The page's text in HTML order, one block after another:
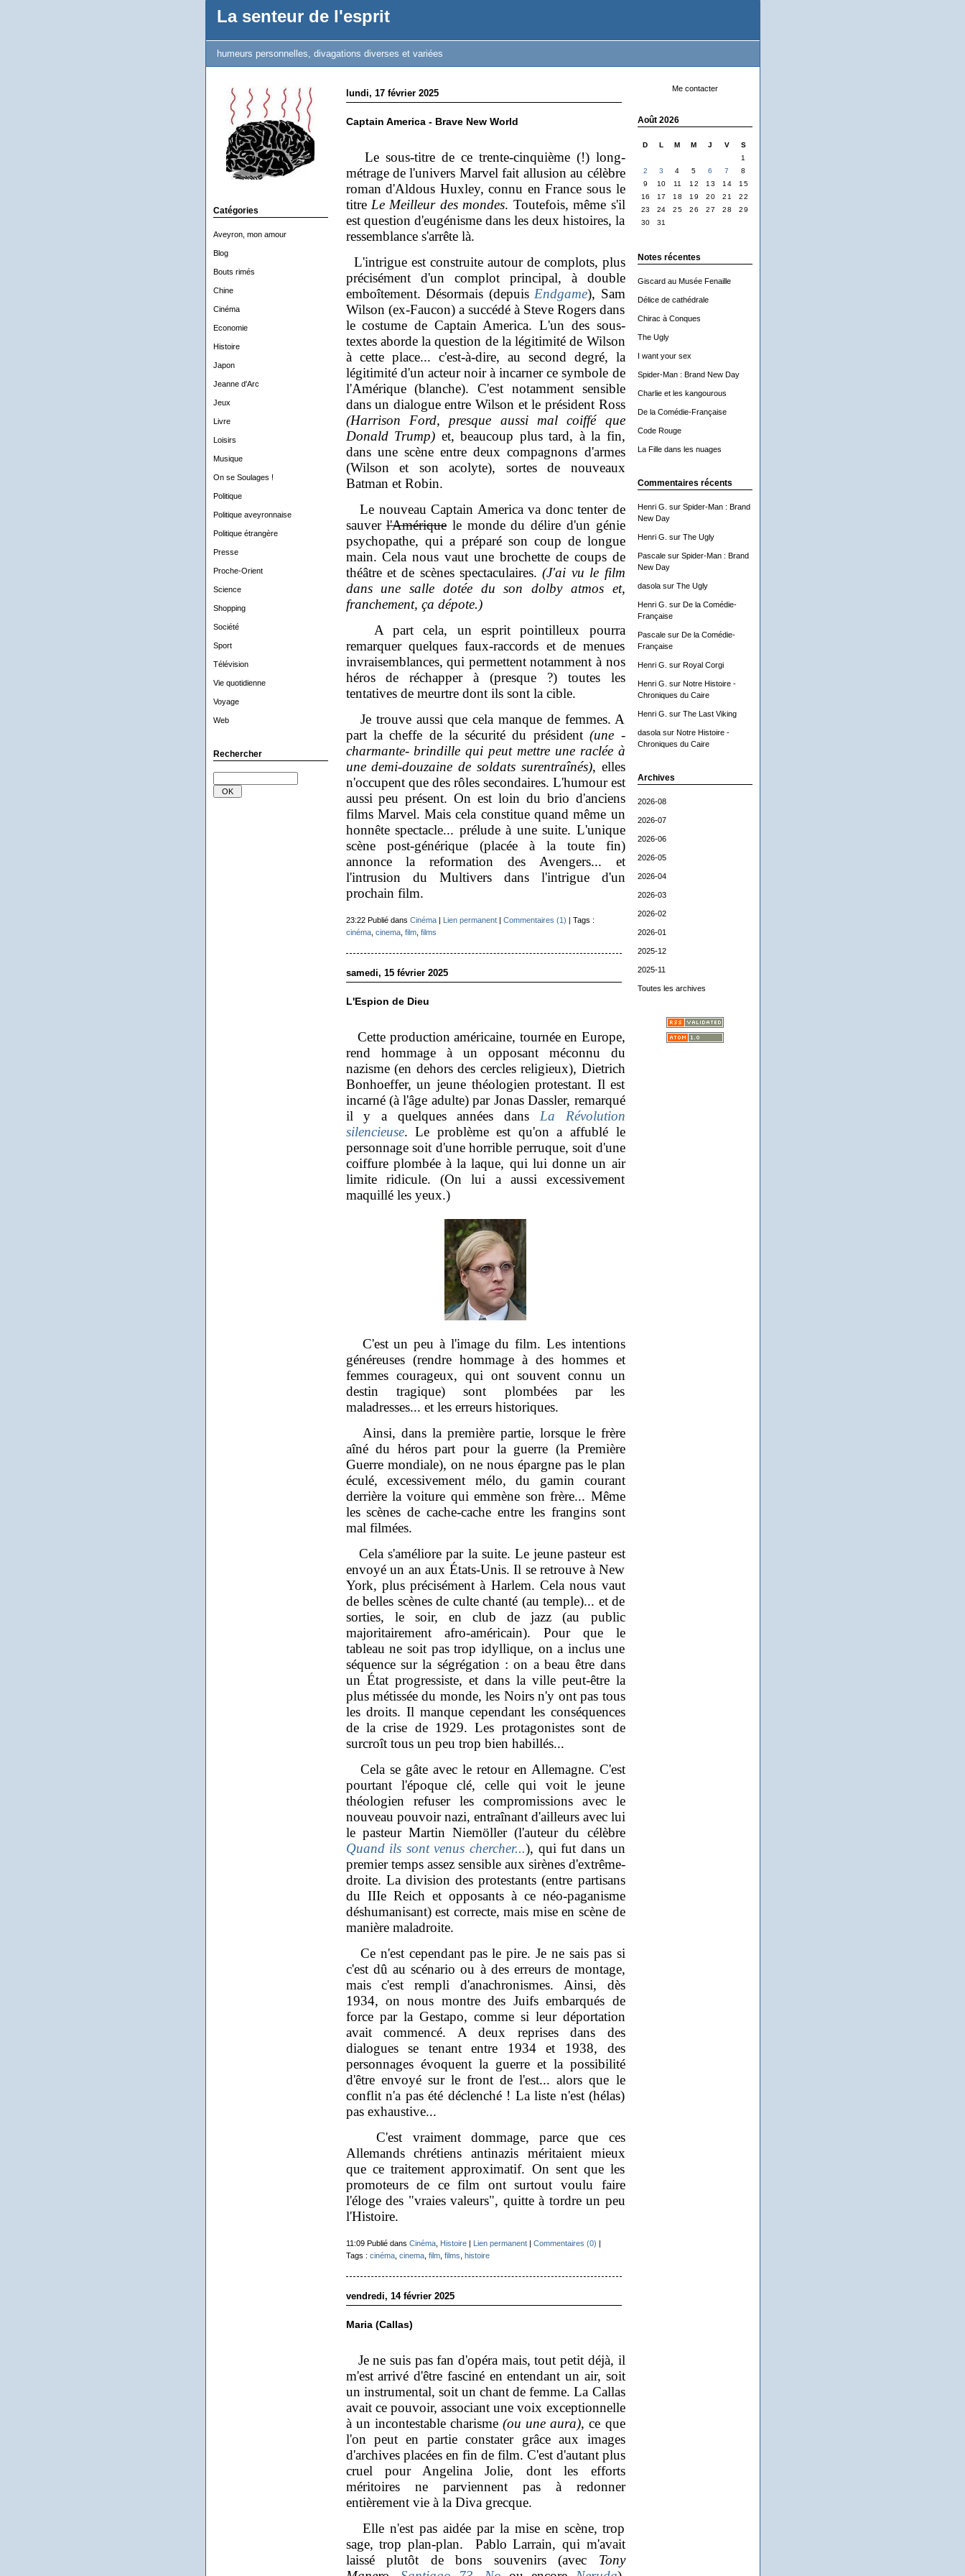
La senteur de l'esprit
humeurs personnelles, divagations diverses et variées
Catégories
Aveyron, mon amour
Blog
Bouts rimés
Chine
Cinéma
Economie
Histoire
Japon
Jeanne d'Arc
Jeux
Livre
Loisirs
Musique
On se Soulages !
Politique
Politique aveyronnaise
Politique étrangère
Presse
Proche-Orient
Science
Shopping
Société
Sport
Télévision
Vie quotidienne
Voyage
Web
Rechercher
Me contacter
Août 2026
D L M M J V
S
1
2
3 4 5 6 7
8
9
10 11 12 13 14
15
16
17 18 19 20 21
22
23
24 25 26 27 28
29
30
31
Notes récentes
Giscard au Musée Fenaille
Délice de cathédrale
Chirac à Conques
The Ugly
I want your sex
Spider-Man : Brand New Day
Charlie et les kangourous
De la Comédie-Française
Code Rouge
La Fille dans les nuages
Commentaires récents
Henri G. sur Spider-Man : Brand
New Day
Henri G. sur The Ugly
Pascalesur Spider-Man : Brand
New Day
dasolasur The Ugly
Henri G. sur De la Comédie-
Française
Pascalesur De la Comédie-
Française
Henri G. sur Royal Corgi
Henri G. sur Notre Histoire -
Chroniques du Caire
Henri G. sur The Last Viking
dasolasur Notre Histoire -
Chroniques du Caire
Archives
2026-08
2026-07
2026-06
2026-05
2026-04
2026-03
2026-02
2026-01
2025-12
2025-11
Toutes les archives
lundi, 17 février 2025
Captain America - Brave New World
Le sous-titre de ce trente-cinquième (!) long-
métrage de l'univers Marvel fait allusion au célèbre
roman d'Aldous Huxley, connu en France sous le
titre Le Meilleur des mondes. Toutefois, même s'il
est question d'eugénisme dans les deux histoires, la
ressemblance s'arrête là.
L'intrigue est construite autour de complots, plus
précisément d'un complot principal, à double
emboîtement. Désormais (depuis Endgame), Sam
Wilson (ex-Faucon) a succédé à Steve Rogers dans
le costume de Captain America. L'un des sous-
textes aborde la question de la légitimité de Wilson
à cette place... c'est-à-dire, au second degré, la
légitimité d'un acteur noir à incarner ce symbole de
l'Amérique (blanche). C'est notamment sensible
dans un dialogue entre Wilson et le président Ross
(Harrison Ford, presque aussi mal coiffé que
Donald Trump) et, beaucoup plus tard, à la fin,
dans une scène entre deux compagnons d'armes
(Wilson et son acolyte), sortes de nouveaux
Batman et Robin.
Le nouveau Captain America va donc tenter de
sauverl'Amériquele monde du délire d'un génie
psychopathe, qui a préparé son coup de longue
main. Cela nous vaut une brochette de coups de
théâtre et de scènes spectaculaires.(J'ai vu le film
dans une salle dotée du son dolby atmos et,
franchement, ça dépote.)
A part cela, un esprit pointilleux pourra
remarquer quelques faux-raccords et de menues
invraisemblances, qui permettent notamment à nos
héros de réchapper à (presque ?) toutes les
tentatives de meurtre dont ils sont la cible.
Je trouve aussi que cela manque de femmes. A
part la cheffe de la sécurité du président(une -
charmante- brindille qui peut mettre une raclée à
une demi-douzaine de soldats surentraînés), elles
n'occupent que des rôles secondaires. L'humour est
aussi peu présent. On est loin du brio d'anciens
films Marvel. Mais cela constitue quand même un
honnête spectacle... prélude à une suite. L'unique
scène post-générique (placée à la toute fin)
annonce la reformation des Avengers... et
l'intrusion du Multivers dans l'intrigue d'un
prochain film.
23:22 Publié dans Cinéma| Lien permanent| Commentaires (1) | Tags :
cinéma, cinema, film, films
samedi, 15 février 2025
L'Espion de Dieu
Cette production américaine, tournée en Europe,
rend hommage à un opposant méconnu du
nazisme (en dehors des cercles religieux), Dietrich
Bonhoeffer, un jeune théologien protestant. Il est
incarné (à l'âge adulte) par Jonas Dassler, remarqué
il y a quelques années dans La Révolution
silencieuse. Le problème est qu'on a affublé le
personnage soit d'une horrible perruque, soit d'une
coiffure plombée à la laque, qui lui donne un air
limite ridicule. (On lui a aussi excessivement
maquillé les yeux.)
C'est un peu à l'image du film. Les intentions
généreuses (rendre hommage à des hommes et
femmes courageux, qui ont souvent connu un
destin tragique) sont plombées par les
maladresses... et les erreurs historiques.
Ainsi, dans la première partie, lorsque le frère
aîné du héros part pour la guerre (la Première
Guerre mondiale), on ne nous épargne pas le plan
éculé, excessivement mélo, du gamin courant
derrière la voiture qui emmène son frère... Même
les scènes de cache-cache entre les frangins sont
mal filmées.
Cela s'améliore par la suite. Le jeune pasteur est
envoyé un an aux États-Unis. Il se retrouve à New
York, plus précisément à Harlem. Cela nous vaut
de belles scènes de culte chanté (au temple)... et de
sorties, le soir, en club de jazz (au public
majoritairement afro-américain). Pour que le
tableau ne soit pas trop idyllique, on a inclus une
séquence sur la ségrégation : on a beau être dans
un État progressiste, et dans la ville peut-être la
plus métissée du monde, les Noirs n'y ont pas tous
les droits. Il manque cependant les conséquences
de la crise de 1929. Les protagonistes sont de
surcroît tous un peu trop bien habillés...
Cela se gâte avec le retour en Allemagne. C'est
pourtant l'époque clé, celle qui voit le jeune
théologien refuser les compromissions avec le
nouveau pouvoir nazi, entraînant d'ailleurs avec lui
le pasteur Martin Niemöller (l'auteur du célèbre
Quand ils sont venus chercher...), qui fut dans un
premier temps assez sensible aux sirènes d'extrême-
droite. La division des protestants (entre partisans
du IIIe Reich et opposants à ce néo-paganisme
déshumanisant) est correcte, mais mise en scène de
manière maladroite.
Ce n'est cependant pas le pire. Je ne sais pas si
c'est dû au scénario ou à des erreurs de montage,
mais c'est rempli d'anachronismes. Ainsi, dès
1934, on nous montre des Juifs embarqués de
force par la Gestapo, comme si leur déportation
avait commencé. A deux reprises dans des
dialogues se tenant entre 1934 et 1938, des
personnages évoquent la guerre et la possibilité
d'être envoyé sur le front de l'est... alors que le
conflit n'a pas été déclenché ! La liste n'est (hélas)
pas exhaustive...
C'est vraiment dommage, parce que ces
Allemands chrétiens antinazis méritaient mieux
que ce traitement approximatif. On sent que les
promoteurs de ce film ont surtout voulu faire
l'éloge des "vraies valeurs", quitte à tordre un peu
l'Histoire.
11:09 Publié dans Cinéma, Histoire| Lien permanent| Commentaires (0)
Tags : cinéma, cinema, film, films, histoire
vendredi, 14 février 2025
Maria (Callas)
Je ne suis pas fan d'opéra mais, tout petit déjà, il
m'est arrivé d'être fasciné en entendant un air, soit
un instrumental, soit un chant de femme. La Callas
avait ce pouvoir, associant une voix exceptionnelle
à un incontestable charisme (ou une aura), ce que
l'on peut en partie constater grâce aux images
d'archives placées en fin de film. C'est d'autant plus
cruel pour Angelina Jolie, dont les efforts
méritoires ne parviennent pas à redonner
entièrement vie à la Diva grecque.
Elle n'est pas aidée par la mise en scène, trop
sage, trop plan-plan. Pablo Larrain, qui m'avait
laisséplutôt de bons souvenirs (avec Tony